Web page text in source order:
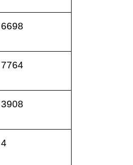
6698
7764
3908
4